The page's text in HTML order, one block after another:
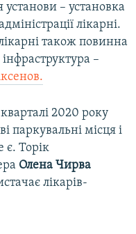
– установка
лікарні.
також повинна
–
2020 року
паркувальні місця і
є. Торік
Олена Чирва
лікарів-